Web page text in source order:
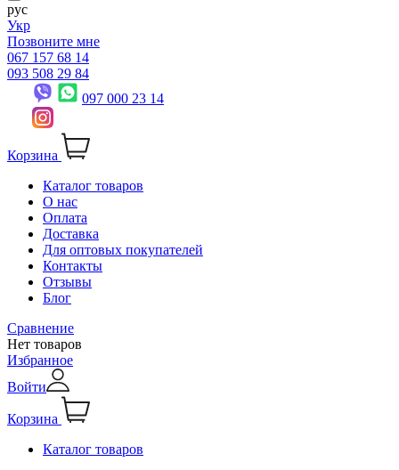
рус
Укр
Позвоните мне
067 157 68 14
093 508 29 84
097 000 23 14
Корзина
Каталог товаров
О нас
Оплата
Доставка
Для оптовых покупателей
Контакты
Отзывы
Блог
Сравнение
Нет товаров
Избранное
Войти
Корзина
Каталог товаров